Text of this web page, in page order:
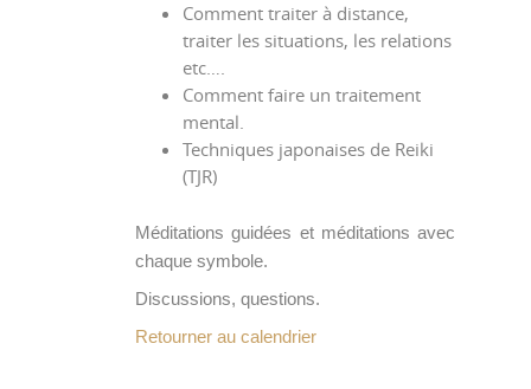
Comment traiter à distance,
traiter les situations, les relations
etc….
Comment faire un traitement
mental.
Techniques japonaises de Reiki
(TJR)
Méditations guidées et méditations avec
chaque symbole.
Discussions, questions.
Retourner au calendrier